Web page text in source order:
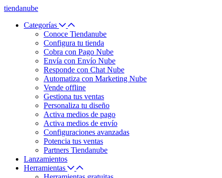
tiendanube
Categorías
Conoce Tiendanube
Configura tu tienda
Cobra con Pago Nube
Envía con Envío Nube
Responde con Chat Nube
Automatiza con Marketing Nube
Vende offline
Gestiona tus ventas
Personaliza tu diseño
Activa medios de pago
Activa medios de envío
Configuraciones avanzadas
Potencia tus ventas
Partners Tiendanube
Lanzamientos
Herramientas